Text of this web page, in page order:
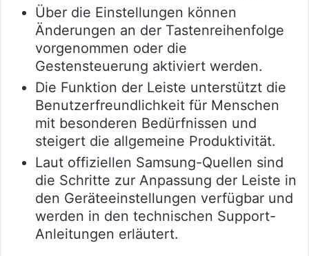
Über die Einstellungen können
Änderungen an der Tastenreihenfolge
vorgenommen oder die
Gestensteuerung aktiviert werden.
Die Funktion der Leiste unterstützt die
Benutzerfreundlichkeit für Menschen
mit besonderen Bedürfnissen und
steigert die allgemeine Produktivität.
Laut offiziellen Samsung-Quellen sind
die Schritte zur Anpassung der Leiste in
den Geräteeinstellungen verfügbar und
werden in den technischen Support-
Anleitungen erläutert.